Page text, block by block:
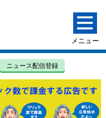
ニュース配信登録